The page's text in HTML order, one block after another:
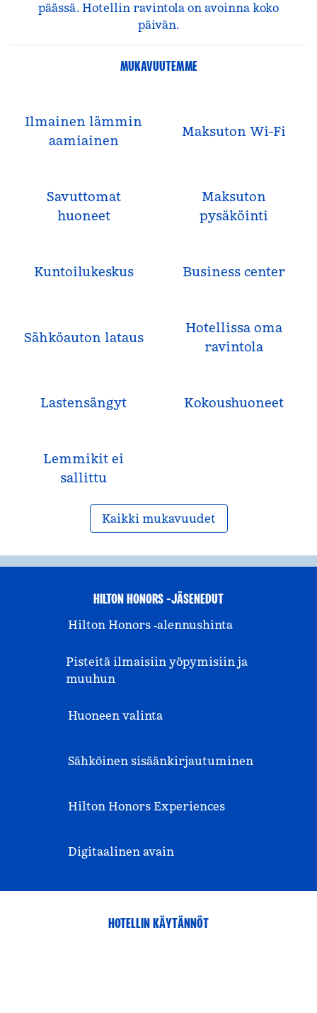
päässä. Hotellin ravintola on avoinna koko
päivän.
MUKAVUUTEMME
Ilmainen lämmin
aamiainen
Maksuton Wi-Fi
Savuttomat
huoneet
Maksuton
pysäköinti
Kuntoilukeskus Business center
Sähköauton lataus
Hotellissa oma
ravintola
Lastensängyt Kokous­huoneet
Lemmikit ei
sallittu
Kaikki mukavuudet
HILTON HONORS -JÄSENEDUT
Hilton Honors ‑alennushinta
Pisteitä ilmaisiin yöpymisiin ja
muuhun
Huoneen valinta
Sähköinen sisäänkirjautuminen
Hilton Honors Experiences
Digitaalinen avain
HOTELLIN KÄYTÄNNÖT